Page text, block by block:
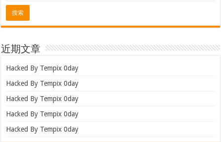
近期文章
Hacked By Tempix 0day
Hacked By Tempix 0day
Hacked By Tempix 0day
Hacked By Tempix 0day
Hacked By Tempix 0day